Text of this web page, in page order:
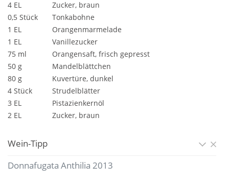
4 EL
Zucker, braun
0,5 Stück
Tonkabohne
1 EL
Orangenmarmelade
1 EL
Vanillezucker
75 ml
Orangensaft, frisch gepresst
50 g
Mandelblättchen
80 g
Kuvertüre, dunkel
4 Stück
Strudelblätter
3 EL
Pistazienkernöl
2 EL
Zucker, braun
Wein-Tipp
Donnafugata Anthilia 2013